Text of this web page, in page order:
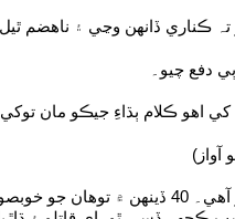
ڪناري ڏانهن وڃي ۽ ناهضم
دفع چيو۔
کي اهو ڪلام ٻڌاءِ جيڪو مان
04 ڏينهن ۾ توهان جو